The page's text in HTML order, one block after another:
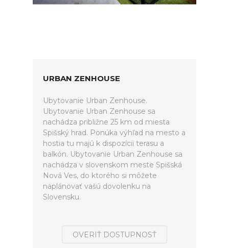
URBAN ZENHOUSE
Ubytovanie Urban Zenhouse.
Ubytovanie Urban Zenhouse sa
nachádza približne 25 km od miesta
Spišský hrad. Ponúka výhľad na mesto a
hostia tu majú k dispozícii terasu a
balkón. Ubytovanie Urban Zenhouse sa
nachádza v slovenskom meste Spišská
Nová Ves, do ktorého si môžete
naplánovať vašú dovolenku na
Slovensku.
OVERIŤ DOSTUPNOSŤ